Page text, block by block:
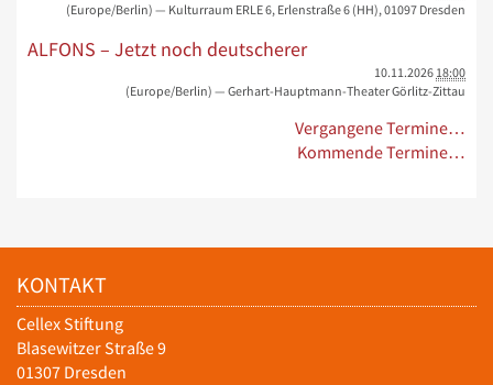
(Europe/Berlin) — Kulturraum ERLE 6, Erlenstraße 6 (HH), 01097 Dresden
ALFONS – Jetzt noch deutscherer
10.11.2026 18:00
(Europe/Berlin) — Gerhart-Hauptmann-Theater Görlitz-Zittau
Vergangene Termine…
Kommende Termine…
KONTAKT
Cellex Stiftung
Blasewitzer Straße 9
01307 Dresden